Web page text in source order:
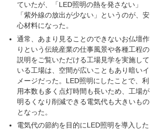
ていたが、「LED照明の熱を発さない」
「紫外線の放出が少ない」というのが、安
心材料になった。
通常、あまり見ることのできないお仏壇作
りという伝統産業の仕事風景や各種工程の
説明をご覧いただける工場見学を実施して
いる工場は、空間が広いこともあり暗いイ
メージだった。LED照明にしたことで、利
用本数も多く点灯時間も長いため、工場が
明るくなり削減できる電気代も大きいもの
となった。
電気代の節約を目的にLED照明を導入した